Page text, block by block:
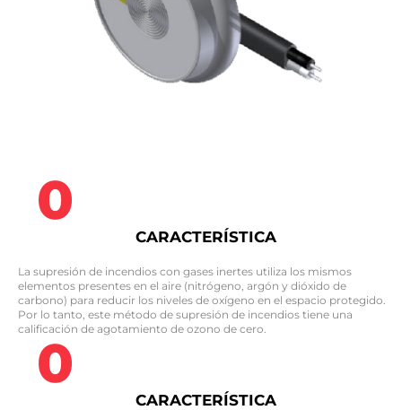
0
CARACTERÍSTICA
La supresión de incendios con gases inertes utiliza los mismos
elementos presentes en el aire (nitrógeno, argón y dióxido de
carbono) para reducir los niveles de oxígeno en el espacio protegido.
Por lo tanto, este método de supresión de incendios tiene una
calificación de agotamiento de ozono de cero.
0
CARACTERÍSTICA